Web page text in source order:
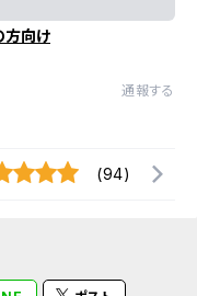
方向け
通報する
(94)